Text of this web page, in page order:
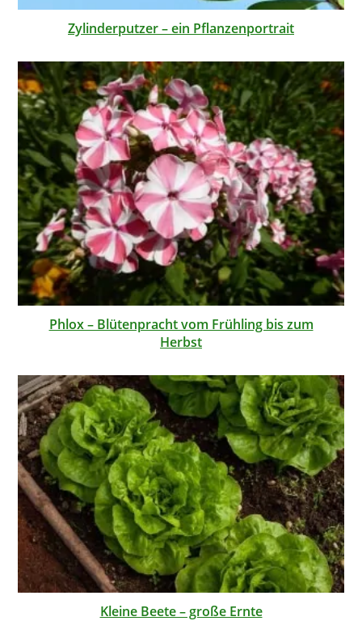
Zylinderputzer – ein Pflanzenportrait
Phlox – Blütenpracht vom Frühling bis zum
Herbst
Kleine Beete – große Ernte